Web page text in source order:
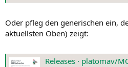
Oder pfleg den generischen ein,
aktuellsten Oben) zeigt:
Releases · platomav/